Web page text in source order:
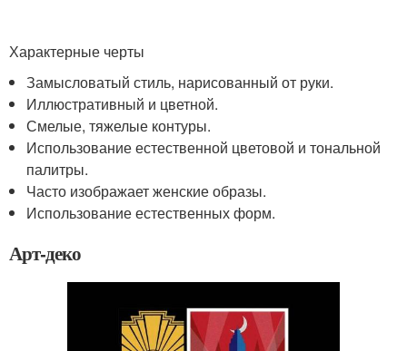
Характерные черты
Замысловатый стиль, нарисованный от руки.
Иллюстративный и цветной.
Смелые, тяжелые контуры.
Использование естественной цветовой и тональной
палитры.
Часто изображает женские образы.
Использование естественных форм.
Арт-деко